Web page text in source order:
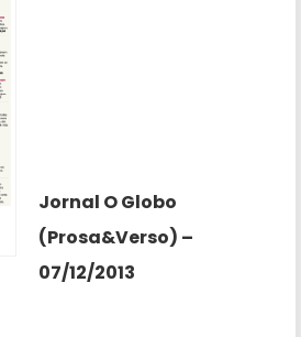
Jornal O Globo
(Prosa&Verso) –
07/12/2013